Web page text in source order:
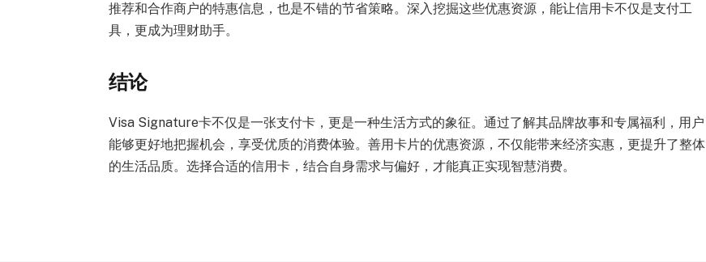
推荐和合作商户的特惠信息，也是不错的节省策略。深入挖掘这些优惠资源，能让信用卡不仅是支付工
具，更成为理财助手。
结论
Visa Signature卡不仅是一张支付卡，更是一种生活方式的象征。通过了解其品牌故事和专属福利，用户
能够更好地把握机会，享受优质的消费体验。善用卡片的优惠资源，不仅能带来经济实惠，更提升了整体
的生活品质。选择合适的信用卡，结合自身需求与偏好，才能真正实现智慧消费。